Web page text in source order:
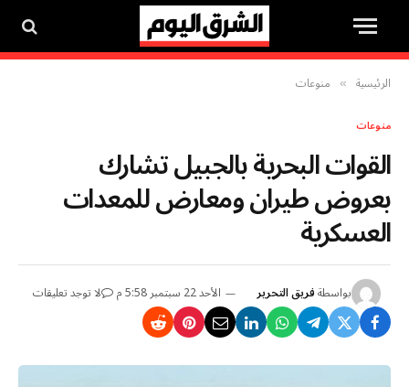
الرئيسية » منوعات
منوعات
القوات البحرية بالجبيل تشارك
بعروض طيران ومعارض للمعدات
العسكرية
بواسطةفريق التحرير الأحد 22 سبتمبر 5:58 م لا توجد تعليقات